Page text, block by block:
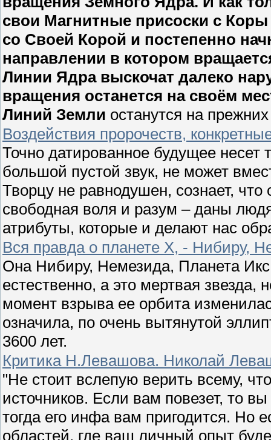
свои Магнитные присоски с
со Своей Корой и постепенно
направлении в котором
Линии Ядра выскочат далеко
вращения останется на своём
Линий Земли останутся на
Воздействия пророчеств,
Точно датированное будущее несет
большой пустой звук, не может
Творцу не равнодушен, сознает,
свободная воля и разум – даны
атрибуты, которые и делают нас
Вся правда о планете Х, - Нибиру,
Она Нибиру, Немезида, Планета
естественно, а это мертвая звезда,
момент взрыва ее орбита
означила, по очень вытянутой
3600 лет.
Критика Н.Левашова. Николай
"Не стоит вслепую верить всему,
источников. Если вам повезет, то
тогда его инфа вам пригодится. Но
областей, где ваш личный опыт